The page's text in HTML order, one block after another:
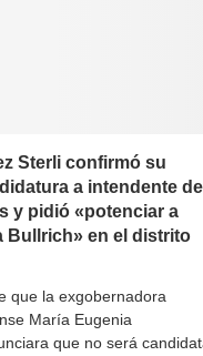
Sterli confirmó su
a intendente de
y pidió «potenciar a
Bullrich» en el distrito
que la exgobernadora
María Eugenia
que no será